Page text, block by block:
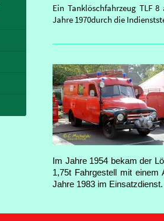
Ein Tanklöschfahrzeug TLF
Jahre 1970durch die
Im Jahre 1954 bekam der
1,75t Fahrgestell mit
Jahre 1983 im Einsatzdienst.